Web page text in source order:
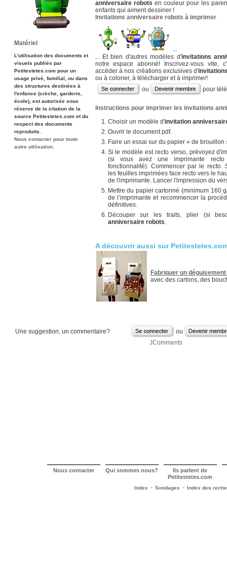
Matériel
L'utilisation des documents et
visuels publiés par
Petitestetes.com pour un
usage privé, familial, ou dans
des structures destinées à
l'enfance (crèche, garderie,
école), est autorisée sous
réserve de la citation de la
source Petitestetes.com et du
respect des documents
reproduits.
Nous contacter pour toute
autre utilisation.
anniversaire robots en couleur pour les
enfants qui aiment dessiner !
Invitations anniversaire robots à imprimer
...
... Et bien d'autres modèles d'invitations
notre espace abonné! Inscrivez-vous vite,
accéder à nos créations exclusives d'
ou à colorier, à télécharger et à imprimer!
ou
pour
Instructions pour imprimer les invitations
Choisir un modèle d'invitation
Ouvrir le document pdf.
Faire un essai sur du papier « de brouillon
Si le modèle est recto verso, prévoyez
(si vous avez une imprimante
fonctionnalité). Commencer par le recto.
les feuilles imprimées face recto vers le
de l'imprimante. Lancer l'impression du
Mettre du papier cartonné (minimum 160
de l’imprimante et recommencer la
définitives.
Découper sur les traits, plier (si
anniversaire robots.
A découvrir aussi sur
Fabriquer un
avec des cartons, des
Une suggestion, un commentaire?
ou
JComments
Nous contacter Qui sommes nous? Ils parlent de
Petitestetes.com
Index - Sondages - Index des